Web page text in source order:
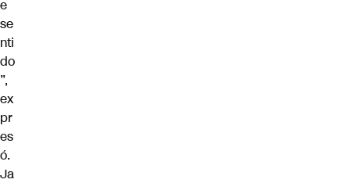
e
se
nti
do
”,
ex
pr
es
ó.
Ja